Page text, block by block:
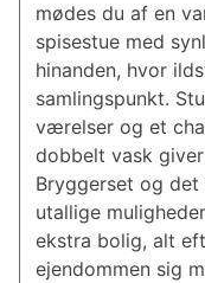
mødes du af en
spisestue med
hinanden, hvor
samlingspunkt.
værelser og et
dobbelt vask
Bryggerset og det
utallige
ekstra bolig, alt
ejendommen sig